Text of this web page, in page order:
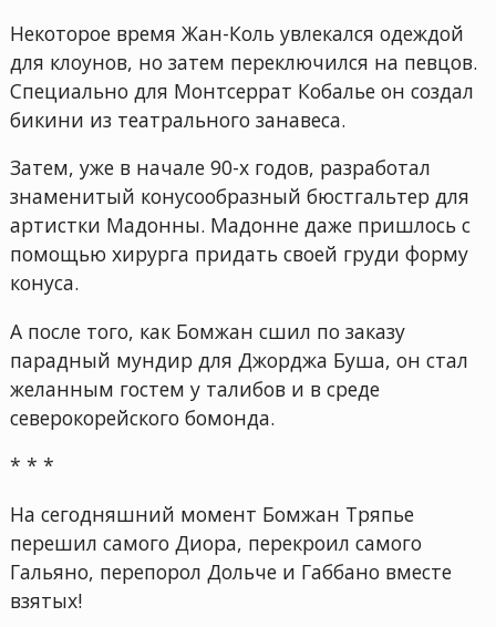
Некоторое время Жан-Коль увлекался одеждой
для клоунов, но затем переключился на певцов.
Специально для Монтсеррат Кобалье он создал
бикини из театрального занавеса.
Затем, уже в начале 90-х годов, разработал
знаменитый конусообразный бюстгальтер для
артистки Мадонны. Мадонне даже пришлось с
помощью хирурга придать своей груди форму
конуса.
А после того, как Бомжан сшил по заказу
парадный мундир для Джорджа Буша, он стал
желанным гостем у талибов и в среде
северокорейского бомонда.
* * *
На сегодняшний момент Бомжан Тряпье
перешил самого Диора, перекроил самого
Гальяно, перепорол Дольче и Габбано вместе
взятых!